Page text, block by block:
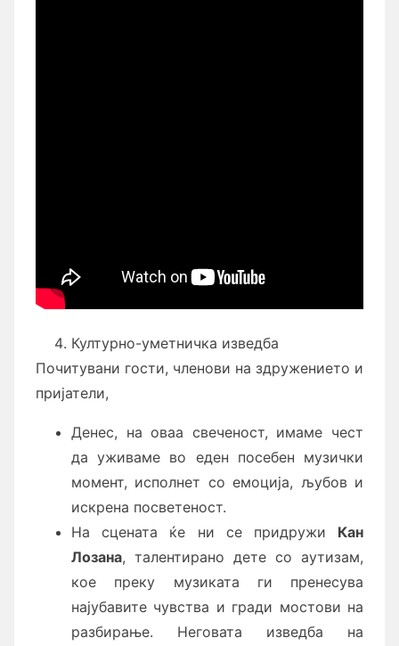
Културно-уметничка изведба
Почитувани гости, членови на здружението и
пријатели,
Денес, на оваа свеченост, имаме чест
да уживаме во еден посебен музички
момент, исполнет со емоција, љубов и
искрена посветеност.
На сцената ќе ни се придружи Кан
Лозана, талентирано дете со аутизам,
кое преку музиката ги пренесува
најубавите чувства и гради мостови на
разбирање. Неговата изведба на